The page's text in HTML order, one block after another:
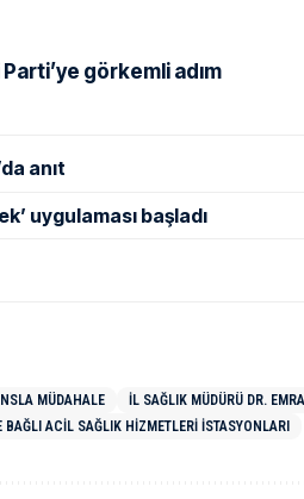
Parti’ye görkemli adım
anıt
uygulaması başladı
MÜDAHALE
İL SAĞLIK MÜDÜRÜ DR.
ACIL SAĞLIK HIZMETLERI İSTASYONLARI